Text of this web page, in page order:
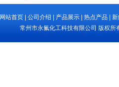
网站首页| 公司介绍 产品展示| 热点产品| 新
常州市永氟化工科技有限公司 版权所